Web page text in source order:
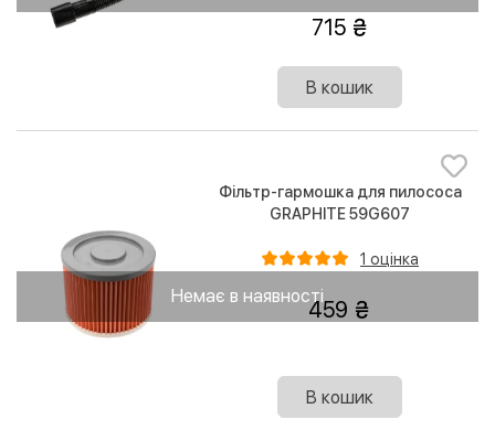
715
В кошик
Немає в наявності
Фільтр-гармошка для пилососа
GRAPHITE 59G607
1 оцінка
459
В кошик